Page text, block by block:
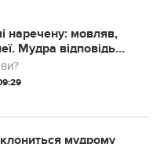
наречену: мовляв,
Мудра відповідь
мудрому